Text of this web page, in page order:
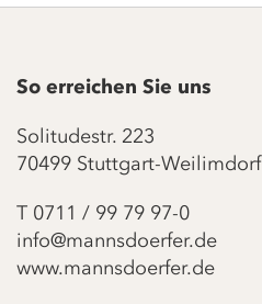
So erreichen Sie uns
Solitudestr. 223
70499 Stuttgart-Weilimdorf
T 0711 / 99 79 97-0
info@mannsdoerfer.de
www.mannsdoerfer.de